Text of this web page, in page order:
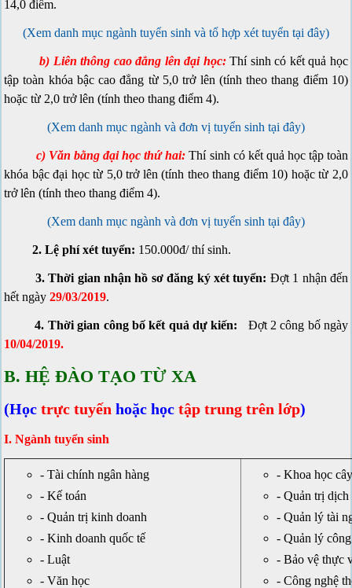
14,0 điểm.
(Xem danh mục ngành tuyển sinh và tổ hợp xét tuyển tại đây)
b) Liên thông cao đẳng lên đại học: Thí sinh có kết quả học
tập toàn khóa bậc cao đẳng từ 5,0 trở lên (tính theo thang điểm 10)
hoặc từ 2,0 trở lên (tính theo thang điểm 4).
(Xem danh mục ngành và đơn vị tuyển sinh tại đây)
c) Văn bằng đại học thứ hai:Thí sinh có kết quả học tập toàn
khóa bậc đại học từ 5,0 trở lên (tính theo thang điểm 10) hoặc từ 2,0
trở lên (tính theo thang điểm 4).
(Xem danh mục ngành và đơn vị tuyển sinh tại đây)
2. Lệ phí xét tuyển: 150.000đ/ thí sinh.
3. Thời gian nhận hồ sơ đăng ký xét tuyển: Đợt 1 nhận đến
hết ngày 29/03/2019.
4. Thời gian công bố kết quả dự kiến:
Đợt 2 công bố ngày
10/04/2019.
B. HỆ ĐÀO TẠO TỪ XA
(Học trực tuyến hoặc học tập trung trên lớp)
I. Ngành tuyển sinh
- Tài chính ngân hàng
- Kế toán
- Quản trị kinh doanh
- Kinh doanh quốc tế
- Luật
- Văn học
- Khoa học
- Quản trị
- Quản lý tài
- Quản lý
- Bảo vệ thực
- Công nghệ